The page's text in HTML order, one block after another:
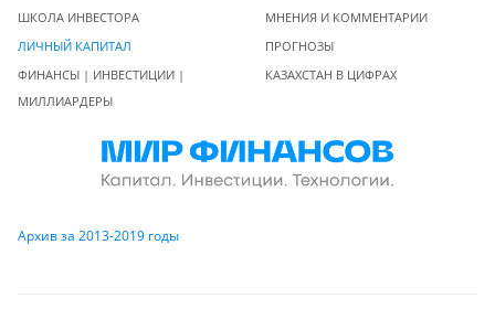
ШКОЛА ИНВЕСТОРА
ЛИЧНЫЙ КАПИТАЛ
ФИНАНСЫ | ИНВЕСТИЦИИ |
МИЛЛИАРДЕРЫ
МНЕНИЯ И КОММЕНТАРИИ
ПРОГНОЗЫ
КАЗАХСТАН В ЦИФРАХ
Архив за 2013-2019 годы